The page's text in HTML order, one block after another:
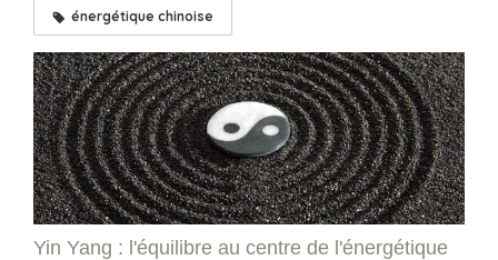
énergétique chinoise
Yin Yang : l'équilibre au centre de l'énergétique